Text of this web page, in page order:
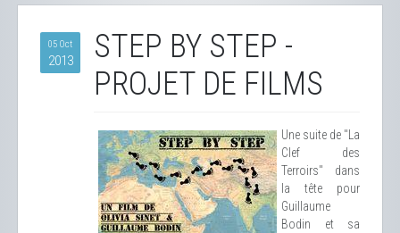
05 Oct
2013
STEP BY STEP -
PROJET DE FILMS
Une suite de "La
Clef des
Terroirs" dans
la tête pour
Guillaume
Bodin et sa